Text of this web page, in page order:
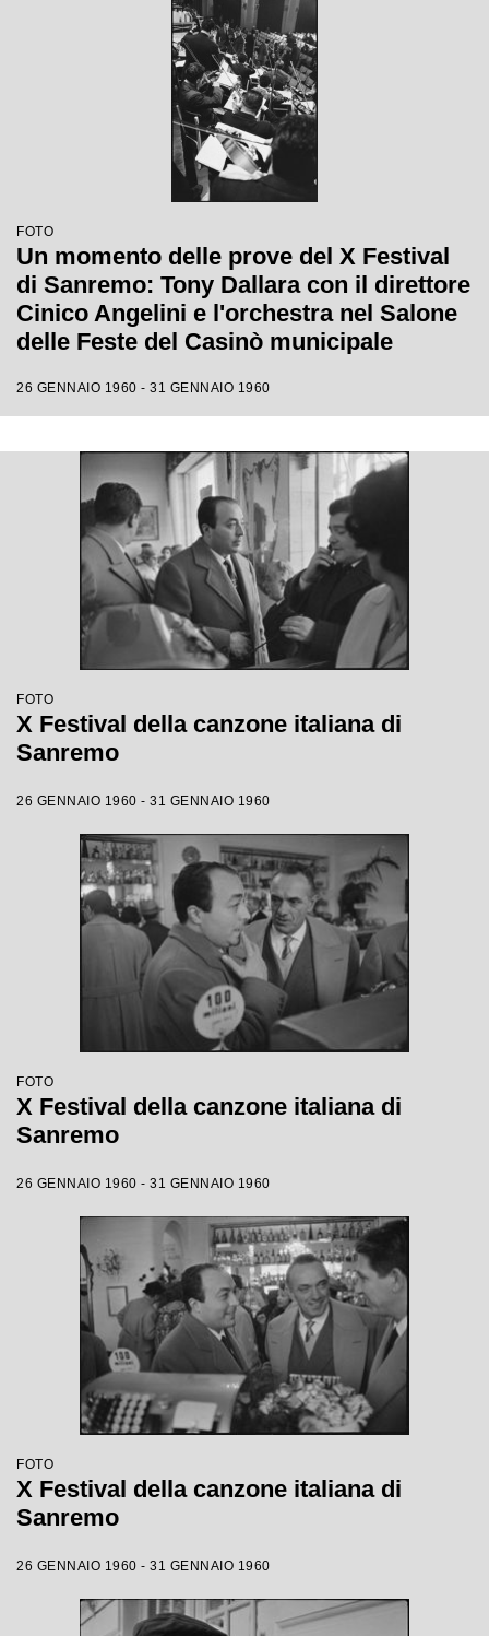
FOTO
Un momento delle prove del X Festival
di Sanremo: Tony Dallara con il direttore
Cinico Angelini e l'orchestra nel Salone
delle Feste del Casinò municipale
26 GENNAIO 1960 - 31 GENNAIO 1960
FOTO
X Festival della canzone italiana di
Sanremo
26 GENNAIO 1960 - 31 GENNAIO 1960
FOTO
X Festival della canzone italiana di
Sanremo
26 GENNAIO 1960 - 31 GENNAIO 1960
FOTO
X Festival della canzone italiana di
Sanremo
26 GENNAIO 1960 - 31 GENNAIO 1960